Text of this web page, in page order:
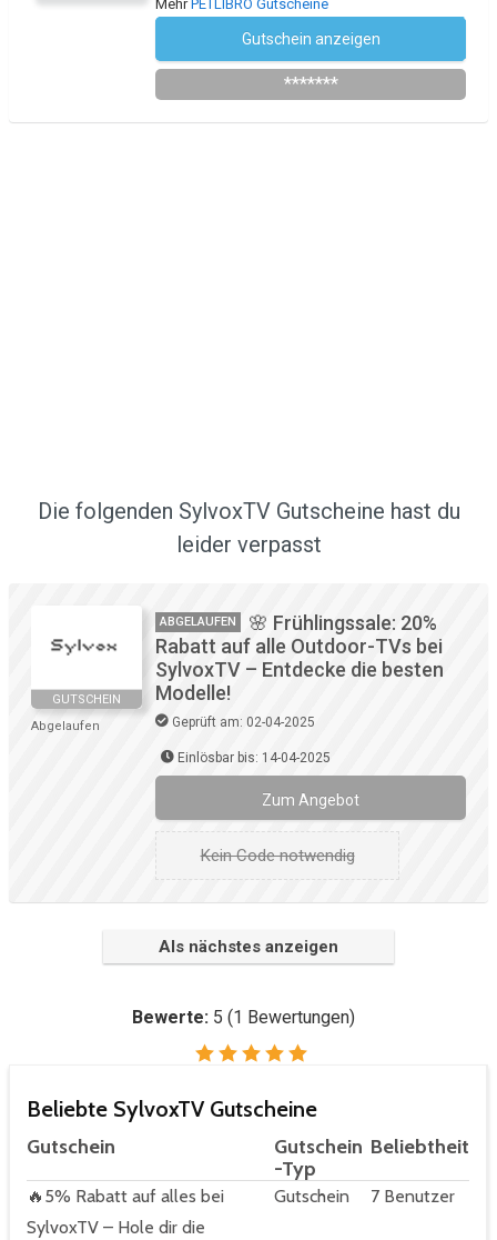
Mehr PETLIBRO Gutscheine
Gutschein anzeigen
*******
Die folgenden SylvoxTV Gutscheine hast du
leider verpasst
GUTSCHEIN
Abgelaufen
ABGELAUFEN
🌸 Frühlingssale: 20%
Rabatt auf alle Outdoor-TVs bei
SylvoxTV – Entdecke die besten
Modelle!
Geprüft am: 02-04-2025
Einlösbar bis: 14-04-2025
Zum Angebot
Kein Code notwendig
Als nächstes anzeigen
Bewerte: 5 (1 Bewertungen)
Beliebte SylvoxTV Gutscheine
Gutschein
Gutschein
-Typ
Beliebtheit
🔥5% Rabatt auf alles bei
SylvoxTV – Hole dir die
Gutschein 7 Benutzer